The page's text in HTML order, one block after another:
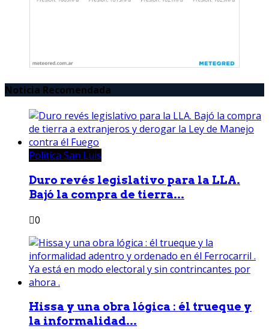
Noticia Recomendada
Política San Luis
Duro revés legislativo para la LLA.
Bajó la compra de tierra...
0
Hissa y una obra lógica : él trueque y
la informalidad...